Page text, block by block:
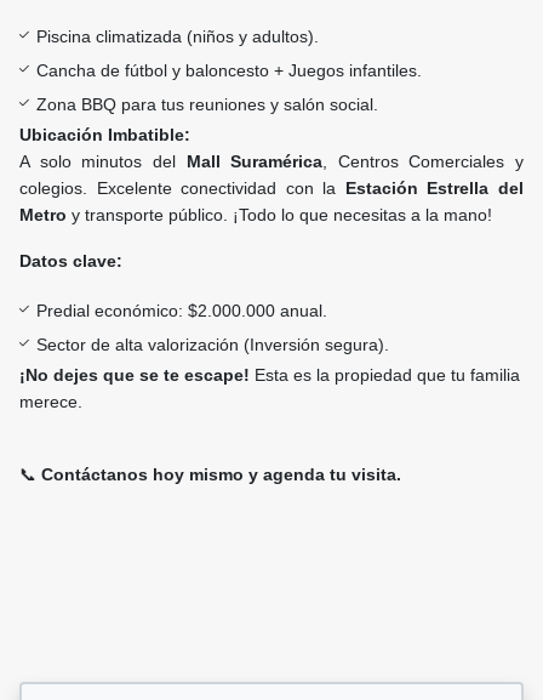
Piscina climatizada (niños y adultos).
Cancha de fútbol y baloncesto + Juegos infantiles.
Zona BBQ para tus reuniones y salón social.
Ubicación Imbatible:
A solo minutos del Mall Suramérica , Centros Comerciales y
colegios. Excelente conectividad con la Estación Estrella del
Metro y transporte público. ¡Todo lo que necesitas a la mano!
Datos clave:
Predial económico: $2.000.000 anual.
Sector de alta valorización (Inversión segura).
¡No dejes que se te escape! Esta es la propiedad que tu familia
merece.
📞 Contáctanos hoy mismo y agenda tu visita.